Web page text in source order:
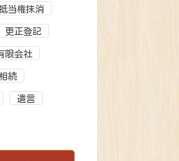
当権抹消
更正登記
限会社
続
遺言